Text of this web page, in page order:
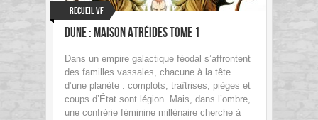
Recueil VF
Dune : Maison Atréides tome 1
Dans un empire galactique féodal s’affrontent
des familles vassales, chacune à la tête
d’une planète : complots, traîtrises, pièges et
coups d’État sont légion. Mais, dans l’ombre,
une confrérie féminine millénaire cherche à